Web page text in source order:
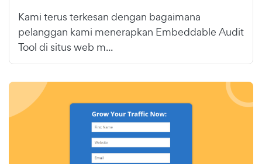
Kami terus terkesan dengan bagaimana
pelanggan kami menerapkan Embeddable Audit
Tool di situs web m...